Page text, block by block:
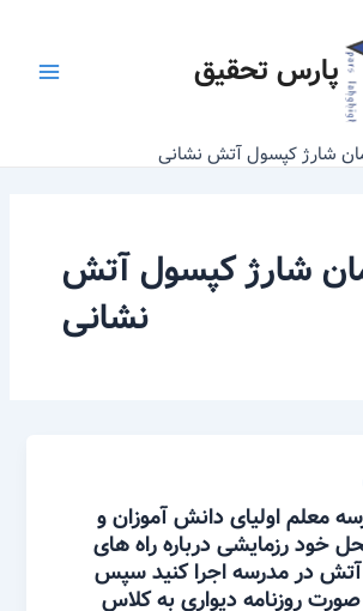
پارس تحقیق
شارژ کپسول آتش نشانی
شارژ کپسول آتش
نشانی
معلم اولیای دانش آموزان و
خود رزمایشی درباره راه های
در مدرسه اجرا کنید سپس
صورت روزنامه دیواری به کلاس